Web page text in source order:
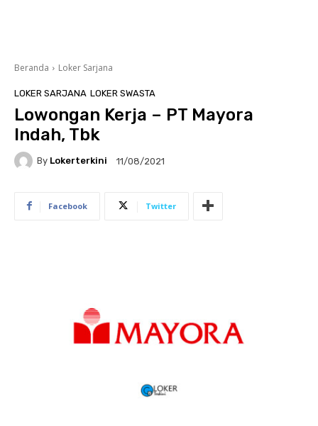
Beranda Loker Sarjana
LOKER SARJANA LOKER SWASTA
Lowongan Kerja – PT Mayora
Indah, Tbk
By Lokerterkini 11/08/2021
Facebook Twitter